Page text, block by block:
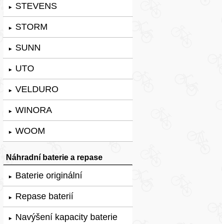
► STEVENS
► STORM
► SUNN
► UTO
► VELDURO
► WINORA
► WOOM
Náhradní baterie a repase
► Baterie originální
► Repase baterií
► Navýšení kapacity baterie